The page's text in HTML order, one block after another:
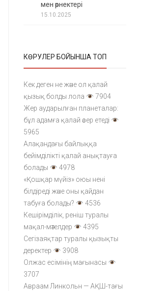
мен өрнектері
15.10.2025
КӨРУЛЕР БОЙЫНША ТОП
Кек деген не және ол қалай
қызық болды лола
7904
Жер аударылған планеталар:
бұл адамға қалай әсер етеді
5965
Алақандағы байлыққа
бейімділікті қалай анықтауға
болады
4978
«Қошқар мүйіз» оюы нені
білдіреді және оны қайдан
табуға болады?
4536
Кешірімділік, реніш туралы
мақал-мәтелдер
4395
Сегізаяқтар туралы қызықты
деректер
3908
Олжас есімінің мағынасы
3707
Авраам Линкольн — АҚШ-тағы